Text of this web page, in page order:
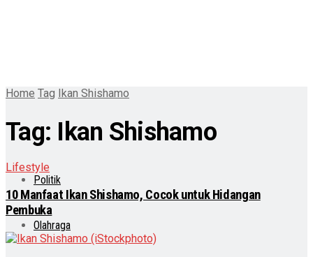
Politik
Olahraga
Home Tag Ikan Shishamo
Tag: Ikan Shishamo
Lifestyle
10 Manfaat Ikan Shishamo, Cocok untuk Hidangan
Pembuka